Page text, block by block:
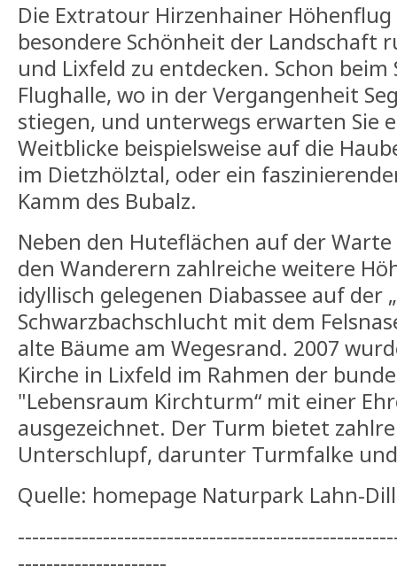
Die Extratour Hirzenhainer
besondere Schönheit der Landschaft
und Lixfeld zu entdecken. Schon
Flughalle, wo in der Vergangenheit
stiegen, und unterwegs erwarten Sie
Weitblicke beispielsweise auf die
im Dietzhölztal, oder ein
Kamm des Bubalz.
Neben den Huteflächen auf der
den Wanderern zahlreiche weitere
idyllisch gelegenen Diabassee auf der
Schwarzbachschlucht mit dem
alte Bäume am Wegesrand. 2007
Kirche in Lixfeld im Rahmen der
"Lebensraum Kirchturm“ mit einer
ausgezeichnet. Der Turm bietet
Unterschlupf, darunter Turmfalke
Quelle: homepage Naturpark Lahn-
---------------------